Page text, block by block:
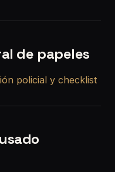
de papeles
policial y checklist